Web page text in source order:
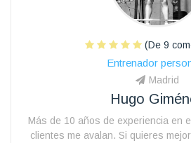
(De 9
Entrenador
Madrid
Hugo
Más de 10 años de experiencia en
clientes me avalan. Si quieres